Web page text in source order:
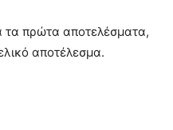
τα πρώτα αποτελέσματα,
αποτέλεσμα.